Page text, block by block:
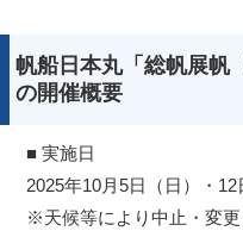
帆船日本丸「総帆展帆
の開催概要
■ 実施日
2025年10月5日（日）・
※天候等により中止・変